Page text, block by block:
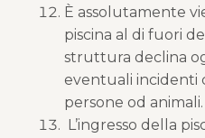
È assolutamente
piscina al di fuori
struttura declina
eventuali incidenti
persone od animali.
L’ingresso della